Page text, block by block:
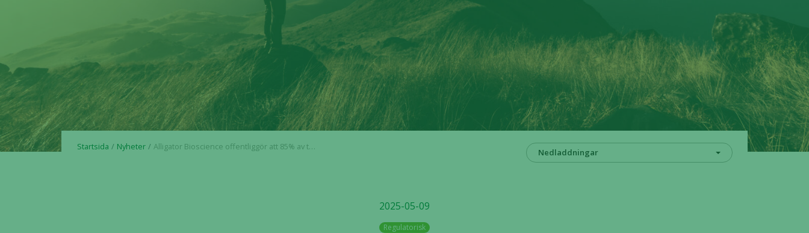
Startsida Nyheter Alligator Bioscience offentliggör att 85% av teckningsoptionsprogrammet TO 12 har säkerställts och att det utestående lånet har omförhandlats
Nedladdningar
2025-05-09
Regulatorisk